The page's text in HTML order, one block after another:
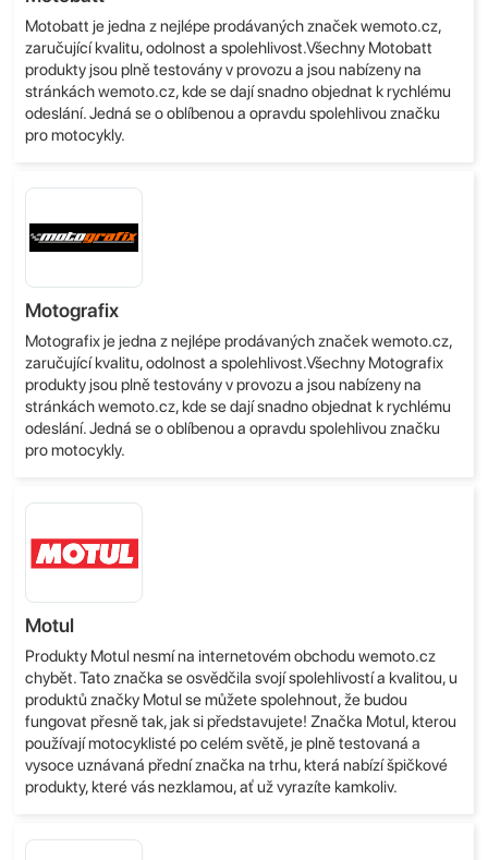
Motobatt je jedna z nejlépe prodávaných značek wemoto.cz,
zaručující kvalitu, odolnost a spolehlivost.Všechny Motobatt
produkty jsou plně testovány v provozu a jsou nabízeny na
stránkách wemoto.cz, kde se dají snadno objednat k rychlému
odeslání. Jedná se o oblíbenou a opravdu spolehlivou značku
pro motocykly.
Motografix
Motografix je jedna z nejlépe prodávaných značek wemoto.cz,
zaručující kvalitu, odolnost a spolehlivost.Všechny Motografix
produkty jsou plně testovány v provozu a jsou nabízeny na
stránkách wemoto.cz, kde se dají snadno objednat k rychlému
odeslání. Jedná se o oblíbenou a opravdu spolehlivou značku
pro motocykly.
Motul
Produkty Motul nesmí na internetovém obchodu wemoto.cz
chybět. Tato značka se osvědčila svojí spolehlivostí a kvalitou, u
produktů značky Motul se můžete spolehnout, že budou
fungovat přesně tak, jak si představujete! Značka Motul, kterou
používají motocyklisté po celém světě, je plně testovaná a
vysoce uznávaná přední značka na trhu, která nabízí špičkové
produkty, které vás nezklamou, ať už vyrazíte kamkoliv.